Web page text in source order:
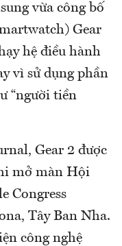
vừa công bố
Gear
hệ điều hành
vì sử dụng phần
“người tiền
Gear 2 được
mở màn Hội
Congress
Tây Ban Nha.
công nghệ